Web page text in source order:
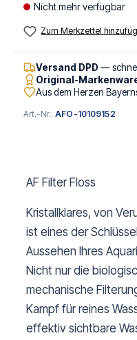
Nicht mehr verfügbar
Zum Merkzettel
Versand DPD —
Original-
Aus dem Herzen
Art.-Nr.:AFO-10109152
AF Filter Floss
Kristallklares, von
ist eines der
Aussehen Ihres
Nicht nur die
mechanische
Kampf für reines
effektiv sichtbare